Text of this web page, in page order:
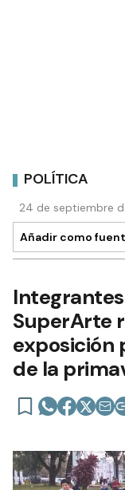
POLÍTICA
24 de septiembre
Añadir como
SuperArte
exposición
de la